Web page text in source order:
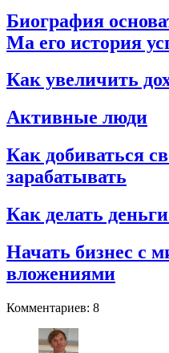
Биография
Ма его история
Как увеличить
Активные люди
Как добиваться
зарабатывать
Как делать
Начать бизнес с
вложениями
Комментариев: 8